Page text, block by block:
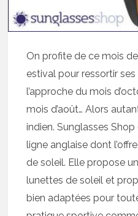
On profite de ce mois
estival pour ressortir ses
l’approche du mois
mois d’août… Alors
indien. Sunglasses
ligne anglaise dont
de soleil. Elle propose
lunettes de soleil et
bien adaptées pour